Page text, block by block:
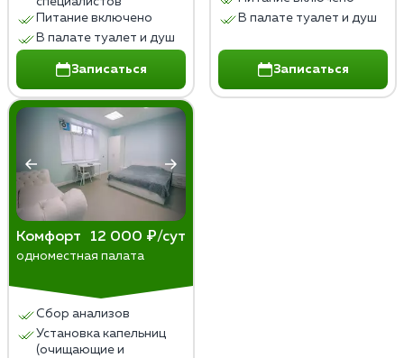
Питание включено
В палате туалет и душ
Записаться
В палате туалет и душ
Записаться
Комфорт 12 000 ₽/сут
одноместная палата
Сбор анализов
Установка капельниц
(очищающие и